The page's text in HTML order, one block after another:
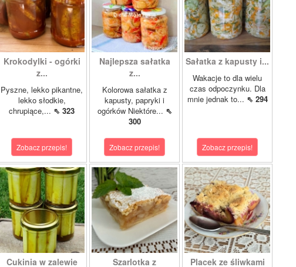
Krokodylki - ogórki
z...
Pyszne, lekko pikantne,
lekko słodkie,
chrupiące,... ⇖ 323
Zobacz przepis!
Najlepsza sałatka
z...
Kolorowa sałatka z
kapusty, papryki i
ogórków Niektóre... ⇖
300
Zobacz przepis!
Sałatka z kapusty i...
Wakacje to dla wielu
czas odpoczynku. Dla
mnie jednak to... ⇖ 294
Zobacz przepis!
Cukinia w zalewie Szarlotka z Placek ze śliwkami